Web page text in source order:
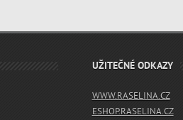
UŽITEČNÉ ODKAZY
WWW.RASELINA.CZ
ESHOP.RASELINA.CZ